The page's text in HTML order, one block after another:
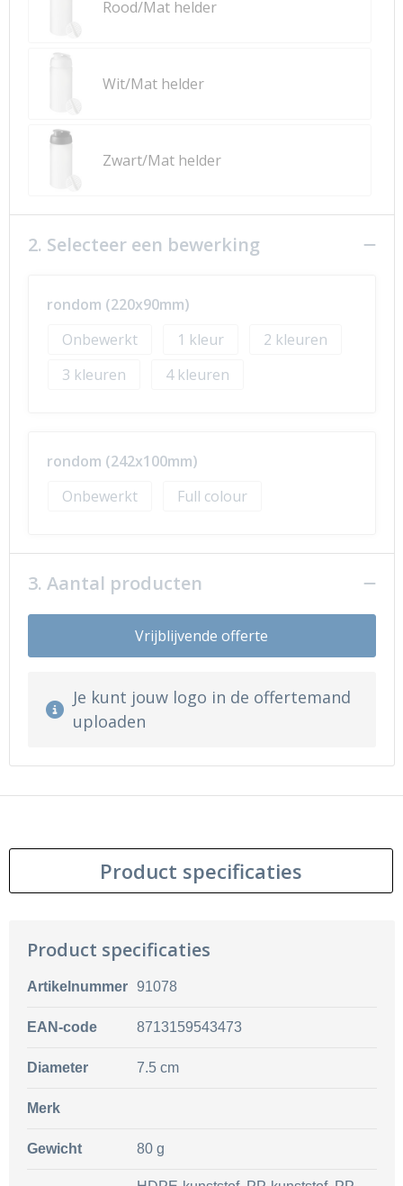
Rood/Mat helder
Wit/Mat helder
Zwart/Mat helder
2. Selecteer een bewerking
rondom (220x90mm)
Onbewerkt
1
2
3
4
rondom (242x100mm)
Onbewerkt
Full colour
3. Aantal producten
Vrijblijvende offerte
Je kunt jouw logo in de offertemand
uploaden
Product specificaties
Product specificaties
Artikelnummer 91078
EAN-code 8713159543473
Diameter 7.5 cm
Merk
Gewicht 80 g